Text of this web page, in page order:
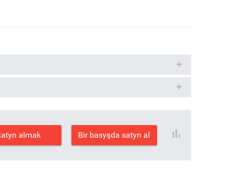
almak Bir basyşda satyn al